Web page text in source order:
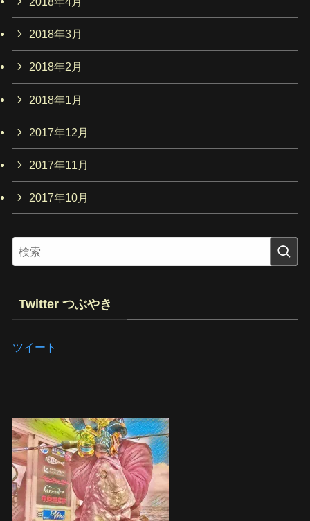
2018年3月
2018年2月
2018年1月
2017年12月
2017年11月
2017年10月
Twitter つぶやき
ツイート